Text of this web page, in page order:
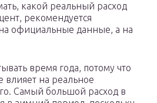
какой реальный расход
рекомендуется
официальные данные, а на
время года, потому что
влияет на реальное
Самый большой расход в